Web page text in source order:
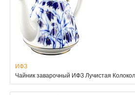
ИФЗ
Чайник заварочный ИФЗ Лучистая